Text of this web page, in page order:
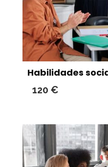
Habilidades
120 €